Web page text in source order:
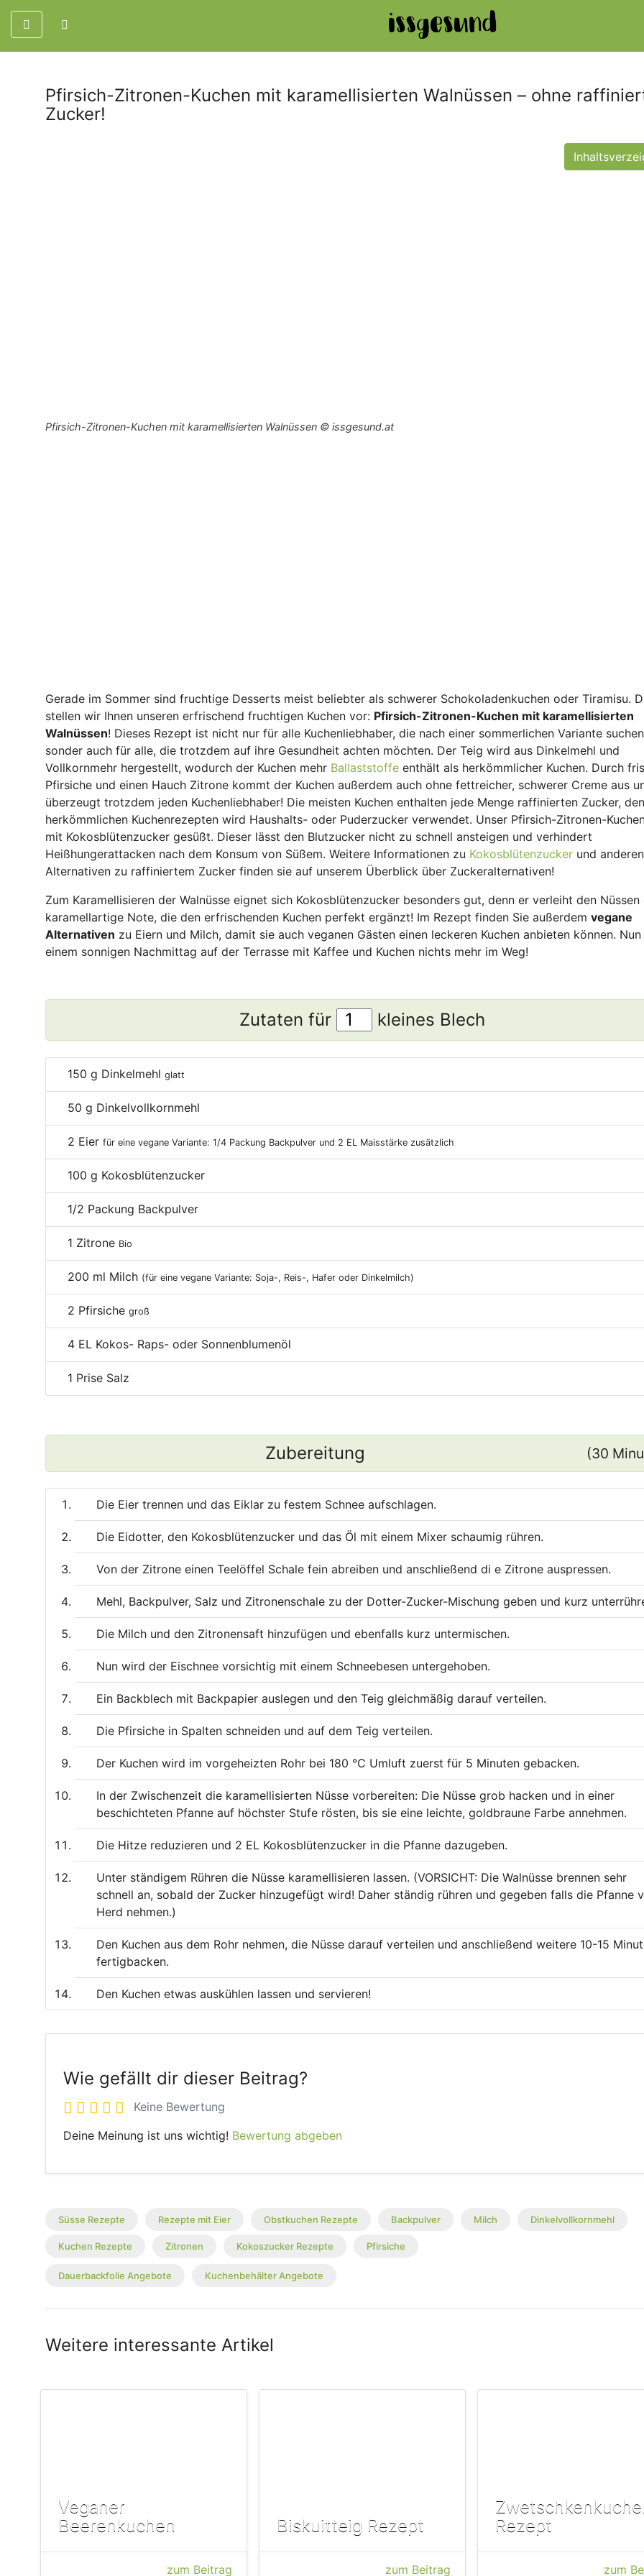
Pfirsich-Zitronen-Kuchen mit karamellisierten Walnüssen – ohne
Zucker!
Pfirsich-Zitronen-Kuchen mit karamellisierten Walnüssen © issgesund.at
Gerade im Sommer sind fruchtige Desserts meist beliebter als schwerer Schokoladenkuchen oder Tiramisu.
stellen wir Ihnen unseren erfrischend fruchtigen Kuchen vor: Pfirsich-Zitronen-Kuchen mit karamellisierten
Walnüssen! Dieses Rezept ist nicht nur für alle Kuchenliebhaber, die nach einer sommerlichen Variante
sonder auch für alle, die trotzdem auf ihre Gesundheit achten möchten. Der Teig wird aus Dinkelmehl und
Vollkornmehr hergestellt, wodurch der Kuchen mehr Ballaststoffe enthält als herkömmlicher Kuchen. Durch
Pfirsiche und einen Hauch Zitrone kommt der Kuchen außerdem auch ohne fettreicher, schwerer Creme aus
überzeugt trotzdem jeden Kuchenliebhaber! Die meisten Kuchen enthalten jede Menge raffinierten Zucker,
herkömmlichen Kuchenrezepten wird Haushalts- oder Puderzucker verwendet. Unser Pfirsich-Zitronen-
mit Kokosblütenzucker gesüßt. Dieser lässt den Blutzucker nicht zu schnell ansteigen und verhindert
Heißhungerattacken nach dem Konsum von Süßem. Weitere Informationen zu Kokosblütenzucker und anderen
Alternativen zu raffiniertem Zucker finden sie auf unserem Überblick über Zuckeralternativen!
Zum Karamellisieren der Walnüsse eignet sich Kokosblütenzucker besonders gut, denn er verleiht den Nüssen
karamellartige Note, die den erfrischenden Kuchen perfekt ergänzt! Im Rezept finden Sie außerdem vegane
Alternativen zu Eiern und Milch, damit sie auch veganen Gästen einen leckeren Kuchen anbieten können.
einem sonnigen Nachmittag auf der Terrasse mit Kaffee und Kuchen nichts mehr im Weg!
Zutaten für kleines Blech
150 g Dinkelmehl glatt
50 g Dinkelvollkornmehl
2 Eier für eine vegane Variante: 1/4 Packung Backpulver und 2 EL Maisstärke zusätzlich
100 g Kokosblütenzucker
1/2 Packung Backpulver
1 Zitrone Bio
200 ml Milch (für eine vegane Variante: Soja-, Reis-, Hafer oder Dinkelmilch)
2 Pfirsiche groß
4 EL Kokos- Raps- oder Sonnenblumenöl
1 Prise Salz
Zubereitung (30
Die Eier trennen und das Eiklar zu festem Schnee aufschlagen.
Die Eidotter, den Kokosblütenzucker und das Öl mit einem Mixer schaumig rühren.
Von der Zitrone einen Teelöffel Schale fein abreiben und anschließend di e Zitrone auspressen.
Mehl, Backpulver, Salz und Zitronenschale zu der Dotter-Zucker-Mischung geben und kurz
Die Milch und den Zitronensaft hinzufügen und ebenfalls kurz untermischen.
Nun wird der Eischnee vorsichtig mit einem Schneebesen untergehoben.
Ein Backblech mit Backpapier auslegen und den Teig gleichmäßig darauf verteilen.
Die Pfirsiche in Spalten schneiden und auf dem Teig verteilen.
Der Kuchen wird im vorgeheizten Rohr bei 180 °C Umluft zuerst für 5 Minuten gebacken.
In der Zwischenzeit die karamellisierten Nüsse vorbereiten: Die Nüsse grob hacken und in einer
beschichteten Pfanne auf höchster Stufe rösten, bis sie eine leichte, goldbraune Farbe annehmen.
Die Hitze reduzieren und 2 EL Kokosblütenzucker in die Pfanne dazugeben.
Unter ständigem Rühren die Nüsse karamellisieren lassen. (VORSICHT: Die Walnüsse brennen sehr
schnell an, sobald der Zucker hinzugefügt wird! Daher ständig rühren und gegeben falls die Pfanne
Herd nehmen.)
Den Kuchen aus dem Rohr nehmen, die Nüsse darauf verteilen und anschließend weitere 10-15
fertigbacken.
Den Kuchen etwas auskühlen lassen und servieren!
Wie gefällt dir dieser Beitrag?
Keine Bewertung
Deine Meinung ist uns wichtig! Bewertung abgeben
Süsse Rezepte Rezepte mit Eier Obstkuchen Rezepte Backpulver Milch Dinkelvollkornmehl
Kuchen Rezepte Zitronen Kokoszucker Rezepte Pfirsiche
Dauerbackfolie Angebote Kuchenbehälter Angebote
Weitere interessante Artikel
Veganer
Beerenkuchen
zum Beitrag
Biskuitteig Rezept
zum Beitrag
Rezept
zum